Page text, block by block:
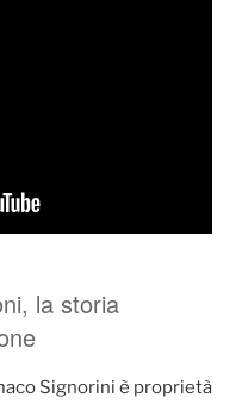
la storia
Signorini è proprietà